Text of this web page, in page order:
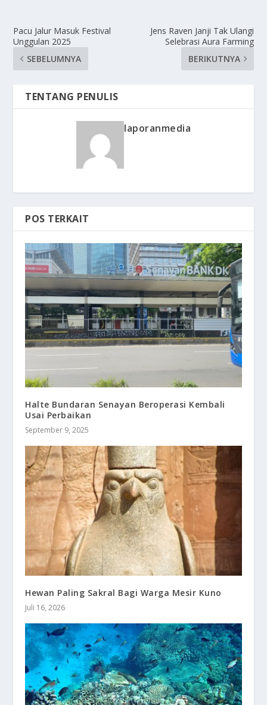
Pacu Jalur Masuk Festival
Unggulan 2025
SEBELUMNYA
Jens Raven Janji Tak Ulangi
Selebrasi Aura Farming
BERIKUTNYA
TENTANG PENULIS
laporanmedia
POS TERKAIT
Halte Bundaran Senayan Beroperasi Kembali
Usai Perbaikan
September 9, 2025
Hewan Paling Sakral Bagi Warga Mesir Kuno
Juli 16, 2026